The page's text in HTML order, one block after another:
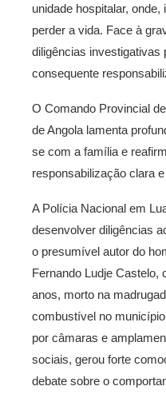
unidade hospitalar,
perder a vida. Face à
diligências investigativas
consequente
O Comando Provincial
de Angola lamenta
se com a família e
responsabilização clara
A Polícia Nacional em
desenvolver diligências
o presumível autor do
Fernando Ludje Castelo,
anos, morto na
combustível no
por câmaras e
sociais, gerou forte
debate sobre o